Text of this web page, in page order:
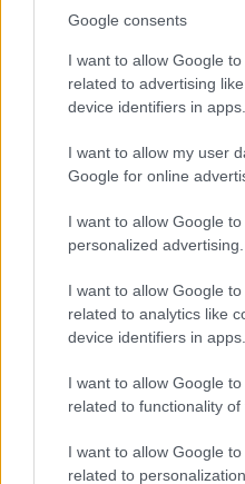
Google consents
I want to allow Google
related to advertising
device identifiers in apps.
I want to allow my user
Google for online
I want to allow Google
personalized advertising.
I want to allow Google
related to analytics like
device identifiers in apps.
I want to allow Google
related to functionality of
I want to allow Google
related to personalization.
Sterling Point – L’isola
perché guardarla
Cristian Castiglioni · 7 Ago 2026